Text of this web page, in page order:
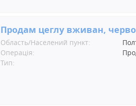
Продам цеглу вживан,
Область/Населений пункт:
Операція:
Тип: